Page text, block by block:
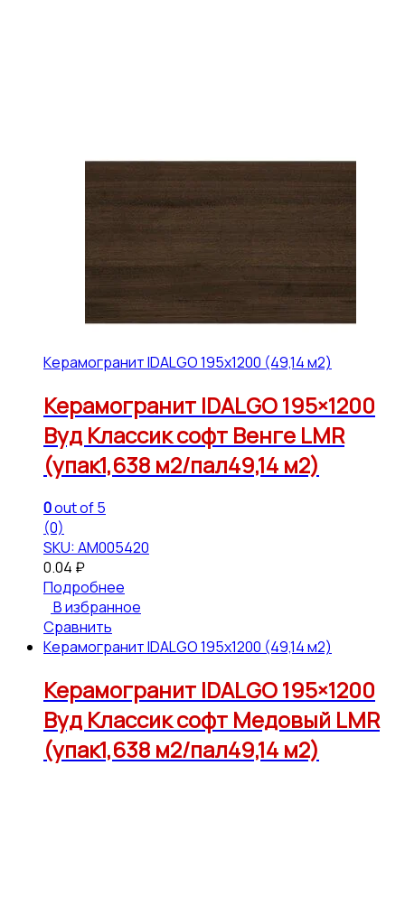
Керамогранит IDALGO 195x1200 (49,14 м2)
Керамогранит IDALGO 195×1200
Вуд Классик софт Венге LMR
(упак1,638 м2/пал49,14 м2)
0out of 5
(0)
SKU: АМ005420
0.04 ₽
Подробнее
В избранное
Сравнить
Керамогранит IDALGO 195x1200 (49,14 м2)
Керамогранит IDALGO 195×1200
Вуд Классик софт Медовый LMR
(упак1,638 м2/пал49,14 м2)